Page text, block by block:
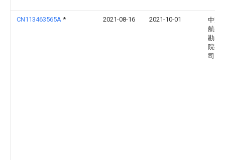
CN113463565A * 2021-08-16 2021-10-01
中交
航务
勘察
院有
司